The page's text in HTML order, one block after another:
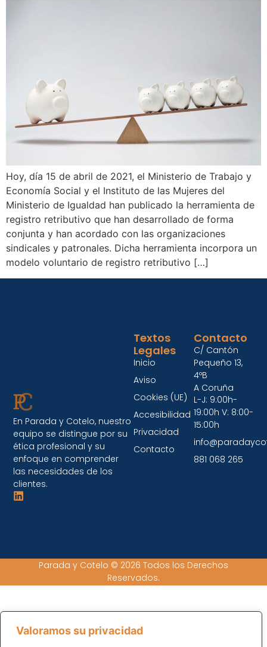
Valoramos su privacidad
Hoy, día 15 de abril de 2021, el Ministerio de Trabajo y
Economía Social y el Instituto de las Mujeres del
Ministerio de Igualdad han publicado la herramienta de
registro retributivo que han desarrollado de forma
conjunta y han acordado con las organizaciones
sindicales y patronales. Dicha herramienta incorpora un
modelo voluntario de registro retributivo […]
En Parada y Cotelo, nuestro
equipo se distingue por su
ética profesional y su
enfoque en comprender
las necesidades de los
clientes.
Contacto
C/ Cantón
Pequeño 13,
4ºB
A Coruña
L-J: 9:00h-
19:00h V: 8:00-
15:00h
881 068 265
Textos
Legales
Inicio
Aviso
Cookies (UE)
Accesibilidad
Privacidad
Contacto
Parada y Cotelo © 2026 Todos los Derechos
Reservados.